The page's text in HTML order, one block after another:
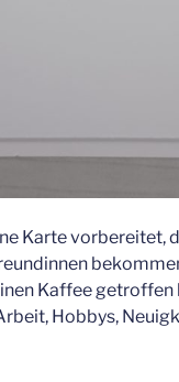
Karte
Kaffee
Hobbys,